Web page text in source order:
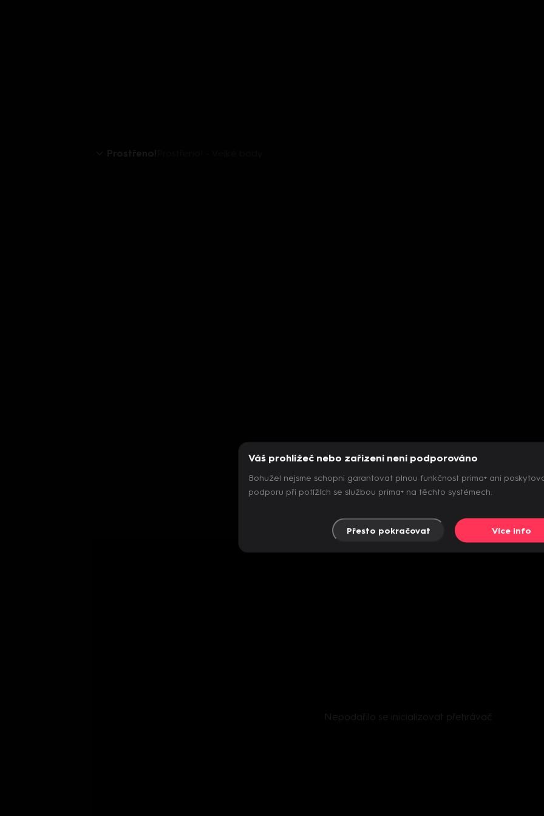
Nepodařilo se inicializovat přehrávač
Váš prohlížeč nebo zařízení není podporováno
Bohužel nejsme schopni garantovat plnou funkčnost prima+ ani
podporu při potížích se službou prima+ na těchto systémech.
Přesto pokračovat Více info